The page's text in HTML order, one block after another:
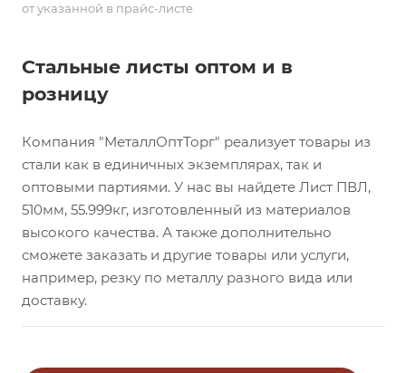
от указанной в прайс-листе
Стальные листы оптом и в
розницу
Компания "МеталлОптТорг" реализует товары из
стали как в единичных экземплярах, так и
оптовыми партиями. У нас вы найдете Лист ПВЛ,
510мм, 55.999кг, изготовленный из материалов
высокого качества. А также дополнительно
сможете заказать и другие товары или услуги,
например, резку по металлу разного вида или
доставку.